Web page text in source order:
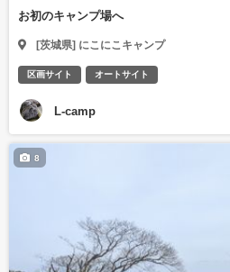
お初のキャンプ場へ
[茨城県] にこにこキャンプ
区画サイト オートサイト
L-camp
8